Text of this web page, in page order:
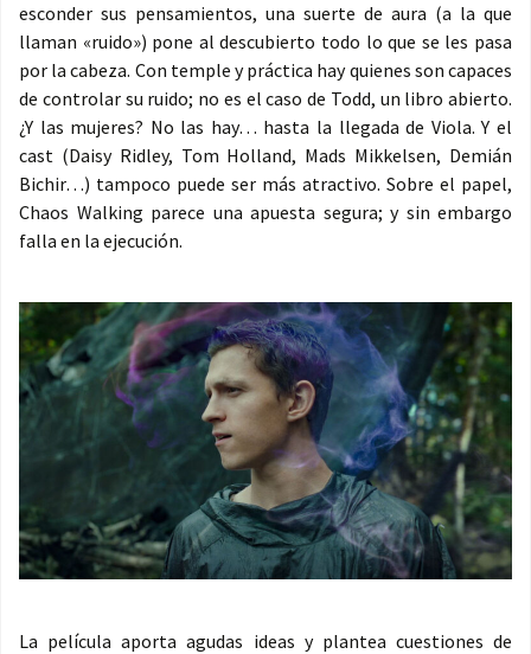
esconder sus pensamientos, una suerte de aura (a la que
llaman «ruido») pone al descubierto todo lo que se les pasa
por la cabeza. Con temple y práctica hay quienes son capaces
de controlar su ruido; no es el caso de Todd, un libro abierto.
¿Y las mujeres? No las hay… hasta la llegada de Viola. Y el
cast (Daisy Ridley, Tom Holland, Mads Mikkelsen, Demián
Bichir…) tampoco puede ser más atractivo. Sobre el papel,
Chaos Walking parece una apuesta segura; y sin embargo
falla en la ejecución.
La película aporta agudas ideas y plantea cuestiones de